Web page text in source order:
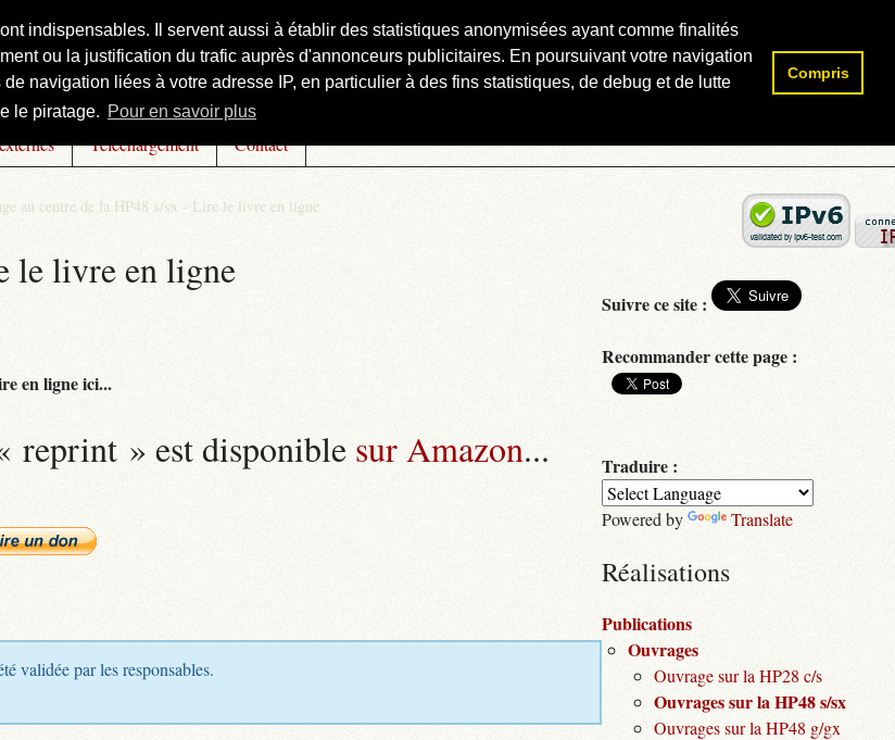
indispensables. Il servent aussi à établir des statistiques anonymisées ayant comme finalités
ou la justification du trafic auprès d'annonceurs publicitaires. En poursuivant votre navigation
navigation liées à votre adresse IP, en particulier à des fins statistiques, de debug et de lutte
le piratage. Pour en savoir plus
Compris
Téléchargement Contact
au centre de la HP48 s/sx - Lire le livre en ligne
le livre en ligne
en ligne ici...
reprint » est disponible sur Amazon...
validée par les responsables.
Rechercher :
Suivre ce site :
Recommander cette page :
Traduire :
Powered by Translate
Réalisations
Publications
Ouvrages
Ouvrage sur la HP28 c/s
Ouvrages sur la HP48 s/sx
Ouvrages sur la HP48 g/gx